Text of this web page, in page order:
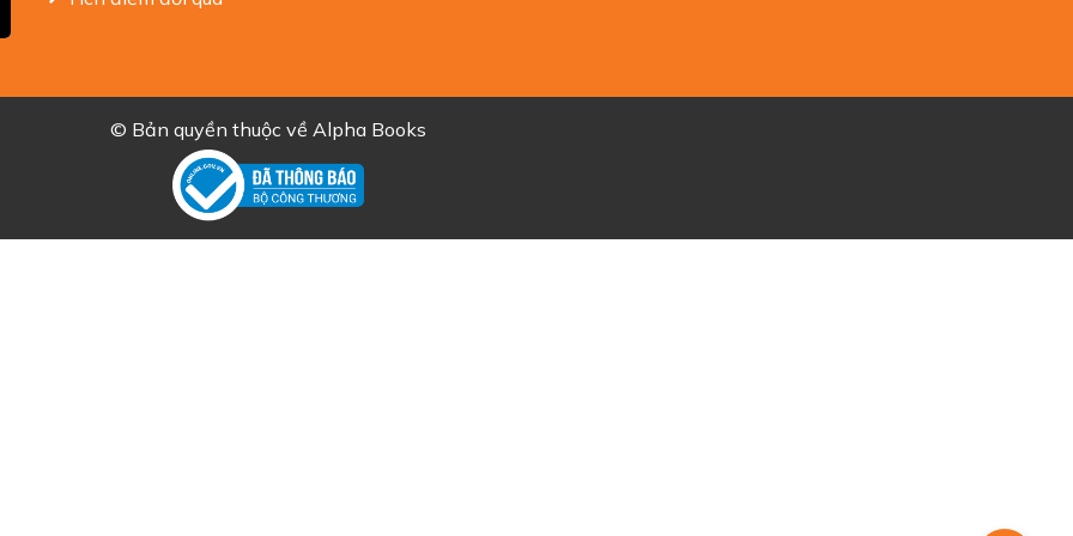
© Bản quyền thuộc về Alpha Books